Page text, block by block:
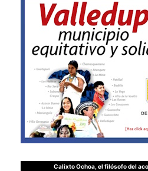
Calixto Ochoa, el filósofo del